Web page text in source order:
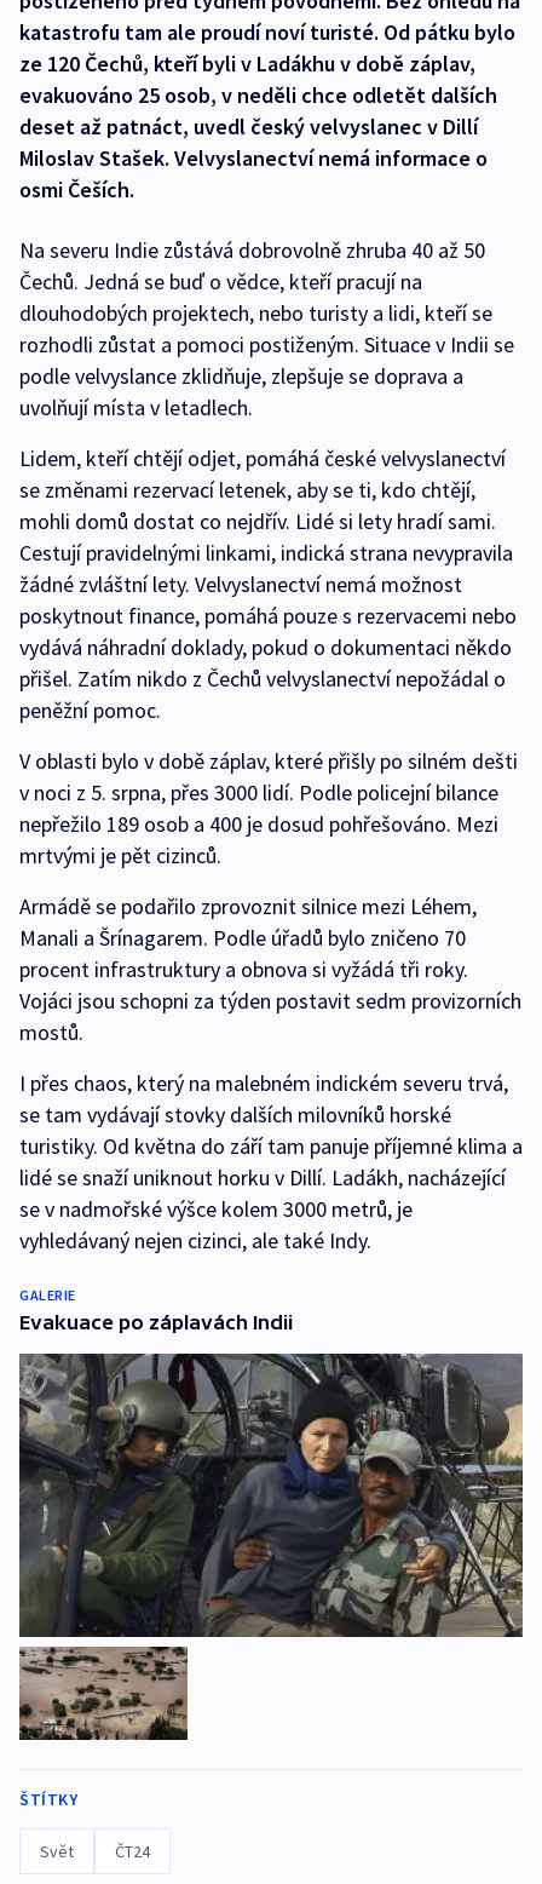
katastrofu tam ale proudí noví turisté. Od pátku bylo
ze 120 Čechů, kteří byli v Ladákhu v době záplav,
evakuováno 25 osob, v neděli chce odletět dalších
deset až patnáct, uvedl český velvyslanec v Dillí
Miloslav Stašek. Velvyslanectví nemá informace o
osmi Češích.
Na severu Indie zůstává dobrovolně zhruba 40 až 50
Čechů. Jedná se buď o vědce, kteří pracují na
dlouhodobých projektech, nebo turisty a lidi, kteří se
rozhodli zůstat a pomoci postiženým. Situace v Indii se
podle velvyslance zklidňuje, zlepšuje se doprava a
uvolňují místa v letadlech.
Lidem, kteří chtějí odjet, pomáhá české velvyslanectví
se změnami rezervací letenek, aby se ti, kdo chtějí,
mohli domů dostat co nejdřív. Lidé si lety hradí sami.
Cestují pravidelnými linkami, indická strana nevypravila
žádné zvláštní lety. Velvyslanectví nemá možnost
poskytnout finance, pomáhá pouze s rezervacemi nebo
vydává náhradní doklady, pokud o dokumentaci někdo
přišel. Zatím nikdo z Čechů velvyslanectví nepožádal o
peněžní pomoc.
V oblasti bylo v době záplav, které přišly po silném dešti
v noci z 5. srpna, přes 3000 lidí. Podle policejní bilance
nepřežilo 189 osob a 400 je dosud pohřešováno. Mezi
mrtvými je pět cizinců.
Armádě se podařilo zprovoznit silnice mezi Léhem,
Manali a Šrínagarem. Podle úřadů bylo zničeno 70
procent infrastruktury a obnova si vyžádá tři roky.
Vojáci jsou schopni za týden postavit sedm provizorních
mostů.
I přes chaos, který na malebném indickém severu trvá,
se tam vydávají stovky dalších milovníků horské
turistiky. Od května do září tam panuje příjemné klima a
lidé se snaží uniknout horku v Dillí. Ladákh, nacházející
se v nadmořské výšce kolem 3000 metrů, je
vyhledávaný nejen cizinci, ale také Indy.
GALERIE
Evakuace po záplavách Indii
ŠTÍTKY
Svět ČT24